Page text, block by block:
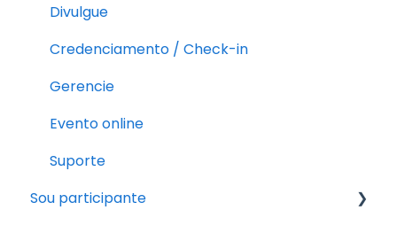
Divulgue
Credenciamento / Check-in
Gerencie
Evento online
Suporte
Sou participante